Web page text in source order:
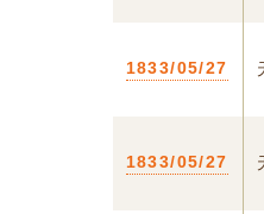
1833/05/27
1833/05/27